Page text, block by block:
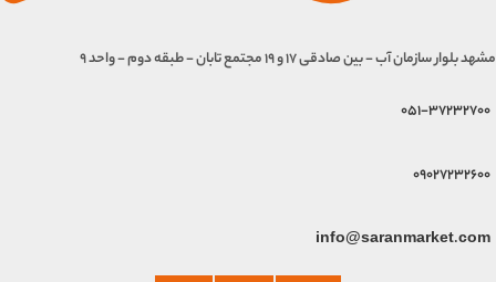
مشهد بلوار سازمان آب - بین صادقی 17 و 19 مجتمع تابان - طبقه دوم - واحد 9
051-37232700
09027232600
info@saranmarket.com